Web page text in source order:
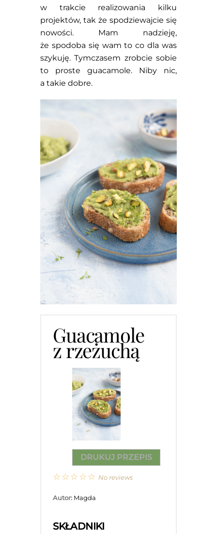
w trakcie realizowania kilku
projektów, tak że spodziewajcie się
nowości. Mam nadzieję,
że spodoba się wam to co dla was
szykuję. Tymczasem zrobcie sobie
to proste guacamole. Niby nic,
a takie dobre.
Guacamole
z rzeżuchą
DRUKUJ PRZEPIS
☆
☆
☆
☆
☆ No reviews
Autor: Magda
SKŁADNIKI